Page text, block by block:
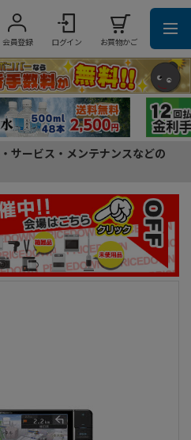
会員登録 ログイン お買物かご
サービス・メンテナンスなどの